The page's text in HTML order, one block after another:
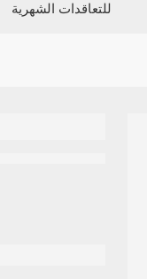
للتعاقدات الشهرية